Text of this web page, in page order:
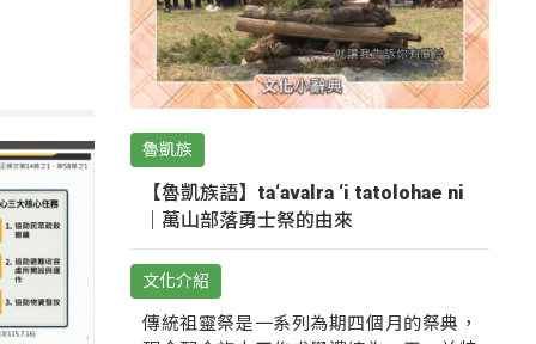
魯凱族
【魯凱族語】ta‘avalra ‘i tatolohae ni
｜萬山部落勇士祭的由來
文化介紹
傳統祖靈祭是一系列為期四個月的祭典，